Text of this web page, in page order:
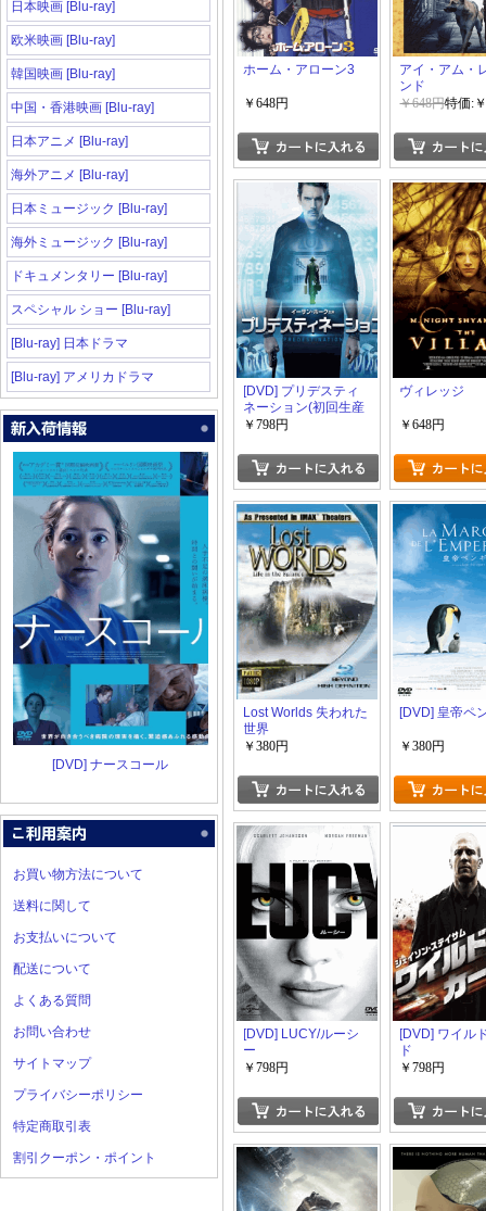
日本映画 [Blu-ray]
欧米映画 [Blu-ray]
韓国映画 [Blu-ray]
中国・香港映画 [Blu-ray]
日本アニメ [Blu-ray]
海外アニメ [Blu-ray]
日本ミュージック [Blu-ray]
海外ミュージック [Blu-ray]
ドキュメンタリー [Blu-ray]
スペシャル ショー [Blu-ray]
[Blu-ray] 日本ドラマ
[Blu-ray] アメリカドラマ
[DVD] ナースコール
お買い物方法について
送料に関して
お支払いについて
配送について
よくある質問
お問い合わせ
サイトマップ
プライバシーポリシー
特定商取引表
割引クーポン・ポイント
ホーム・アローン3
￥648円
アイ・アム・
ンド
￥648円特価:
[DVD] プリデスティ
ネーション(初回生産
限定版)
￥798円
ヴィレッジ
￥648円
Lost Worlds 失われた
世界
￥380円
[DVD] 皇帝ペ
￥380円
[DVD] LUCY/ルーシ
ー
￥798円
[DVD] ワイル
ド
￥798円